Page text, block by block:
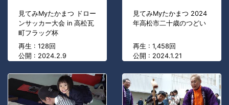
見てみMyたかまつ ドロー
ンサッカー大会 in 高松瓦
町フラッグ杯
再生 : 128回
公開 : 2024.2.9
見てみMyたかまつ 2024
年高松市二十歳のつどい
再生 : 1,458回
公開 : 2024.1.21